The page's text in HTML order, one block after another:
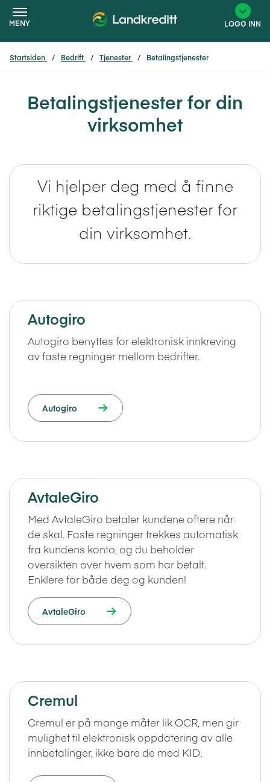
MENY LOGG INN
Startsiden Bedrift Tjenester Betalingstjenester
Betalingstjenester for din
virksomhet
Vi hjelper deg med å finne
riktige betalingstjenester for
din virksomhet.
Autogiro
Autogiro benyttes for elektronisk innkreving
av faste regninger mellom bedrifter.
Autogiro
AvtaleGiro
Med AvtaleGiro betaler kundene oftere når
de skal. Faste regninger trekkes automatisk
fra kundens konto, og du beholder
oversikten over hvem som har betalt.
Enklere for både deg og kunden!
AvtaleGiro
Cremul
Cremul er på mange måter lik OCR, men gir
mulighet til elektronisk oppdatering av alle
innbetalinger, ikke bare de med KID.